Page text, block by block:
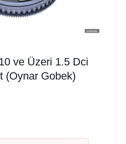
ve Üzeri 1.5 Dci
(Oynar Gobek)